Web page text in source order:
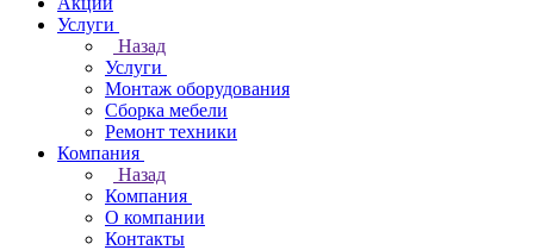
Услуги
Назад
Услуги
Монтаж оборудования
Сборка мебели
Ремонт техники
Компания
Назад
Компания
О компании
Контакты